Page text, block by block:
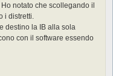
notato che scollegando il
i distretti.
destino la IB alla sola
con il software essendo